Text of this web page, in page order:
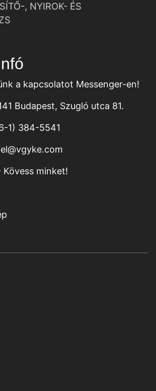
, NYIROK- ÉS
a kapcsolatot Messenger-en!
Budapest, Szugló utca 81.
1) 384-5541
Kövess minket!